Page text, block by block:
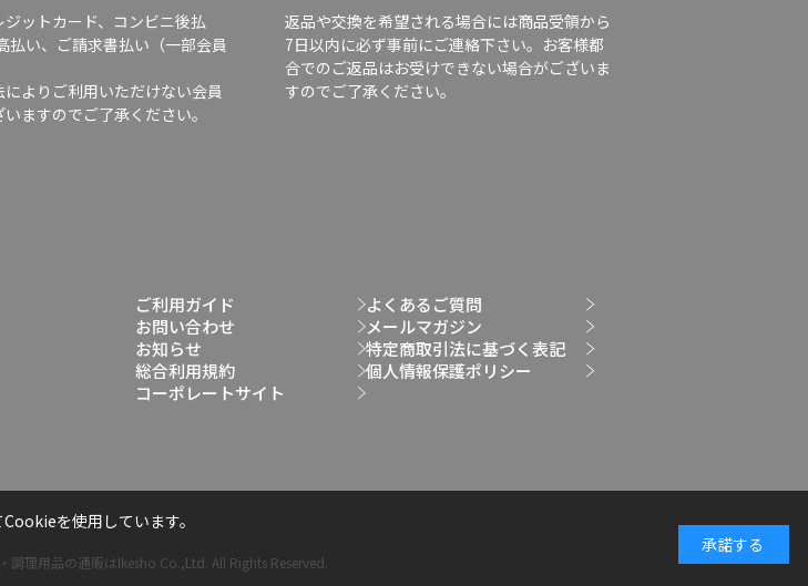
ットカード、コンビニ後払
払い、ご請求書払い（一部会員
よりご利用いただけない会員
ますのでご了承ください。
返品や交換を希望される場合には商品受領から
7日以内に必ず事前にご連絡下さい。お客様都
合でのご返品はお受けできない場合がございま
すのでご了承ください。
ご利用ガイド
よくあるご質問
お問い合わせ
メールマガジン
お知らせ
特定商取引法に基づく表記
総合利用規約
個人情報保護ポリシー
コーポレートサイト
調理用品の通販はIkesho Co.,Ltd. All Rights Reserved.
を使用しています。
承諾する